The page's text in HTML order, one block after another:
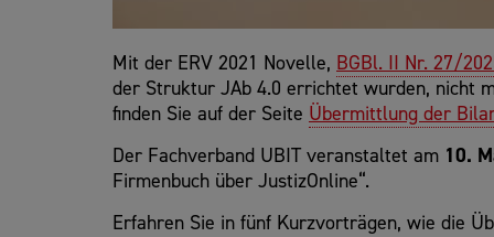
Mit der ERV 2021 Novelle, BGBl. II Nr. 27/
der Struktur JAb 4.0 errichtet wurden, nicht
finden Sie auf der Seite Übermittlung der
Der Fachverband UBIT veranstaltet am 10.
Firmenbuch über JustizOnline“.
Erfahren Sie in fünf Kurzvorträgen, wie die